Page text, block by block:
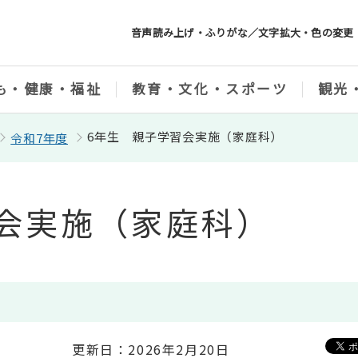
音声読み上げ・ふりがな／文字拡大・色の変更
・健康・福祉 教育・文化・スポーツ 観光
令和7年度 6年生 親子学習会実施（家庭科）
施（家庭科）
更新日：2026年2月20日